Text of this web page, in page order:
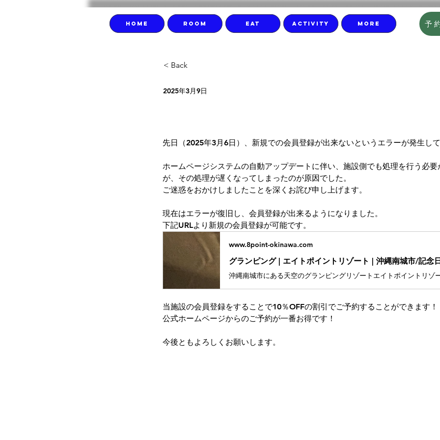
HOME ROOM EAT ACTIVITY More 予
< Back
新規の会員登録エラー
のお知らせ
2025年3月9日
先日（2025年3月6日）、新規での会員登録が出来ないというエラーが発生して
ホームページシステムの自動アップデートに伴い、施設側でも処理を行う必要
が、その処理が遅くなってしまったのが原因でした。
ご迷惑をおかけしましたことを深くお詫び申し上げます。
現在はエラーが復旧し、会員登録が出来るようになりました。
下記URLより新規の会員登録が可能です。
www.8point-okinawa.com
当施設の会員登録をすることで10％OFFの割引でご予約することができます！
公式ホームページからのご予約が一番お得です！
今後ともよろしくお願いします。